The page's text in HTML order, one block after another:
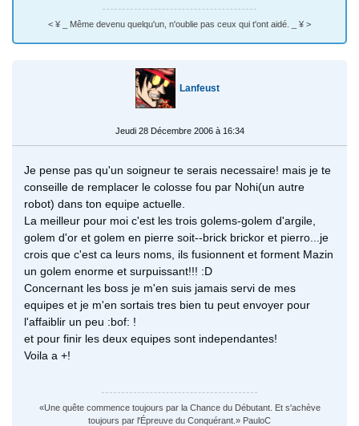
< ¥ _ Même devenu quelqu'un, n'oublie pas ceux qui t'ont aidé. _ ¥ >
Lanfeust
Jeudi 28 Décembre 2006 à 16:34
Je pense pas qu'un soigneur te serais necessaire! mais je te
conseille de remplacer le colosse fou par Nohi(un autre
robot) dans ton equipe actuelle.
La meilleur pour moi c'est les trois golems-golem d'argile,
golem d'or et golem en pierre soit--brick brickor et pierro...je
crois que c'est ca leurs noms, ils fusionnent et forment Mazin
un golem enorme et surpuissant!!! :D
Concernant les boss je m'en suis jamais servi de mes
equipes et je m'en sortais tres bien tu peut envoyer pour
l'affaiblir un peu :bof: !
et pour finir les deux equipes sont independantes!
Voila a +!
«Une quête commence toujours par la Chance du Débutant. Et s'achève
toujours par l'Épreuve du Conquérant.» PauloC